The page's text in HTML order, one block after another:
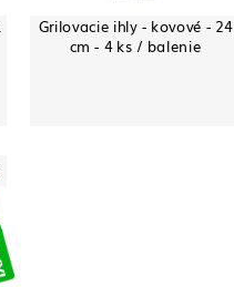
Grilovacie ihly - kovové - 24
cm - 4 ks / balenie